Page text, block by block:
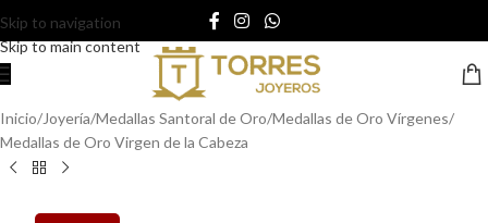
Skip to navigation
Skip to main content
Inicio/Joyería/Medallas Santoral de Oro/Medallas de Oro Vírgenes/
Medallas de Oro Virgen de la Cabeza